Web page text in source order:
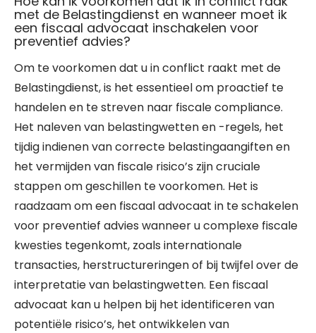
met de Belastingdienst en wanneer moet ik
een fiscaal advocaat inschakelen voor
preventief advies?
Om te voorkomen dat u in conflict raakt met de
Belastingdienst, is het essentieel om proactief te
handelen en te streven naar fiscale compliance.
Het naleven van belastingwetten en -regels, het
tijdig indienen van correcte belastingaangiften en
het vermijden van fiscale risico’s zijn cruciale
stappen om geschillen te voorkomen. Het is
raadzaam om een fiscaal advocaat in te schakelen
voor preventief advies wanneer u complexe fiscale
kwesties tegenkomt, zoals internationale
transacties, herstructureringen of bij twijfel over de
interpretatie van belastingwetten. Een fiscaal
advocaat kan u helpen bij het identificeren van
potentiële risico’s, het ontwikkelen van